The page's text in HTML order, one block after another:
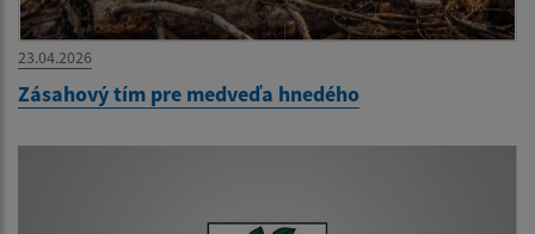
23.04.2026
Zásahový tím pre medveďa hnedého